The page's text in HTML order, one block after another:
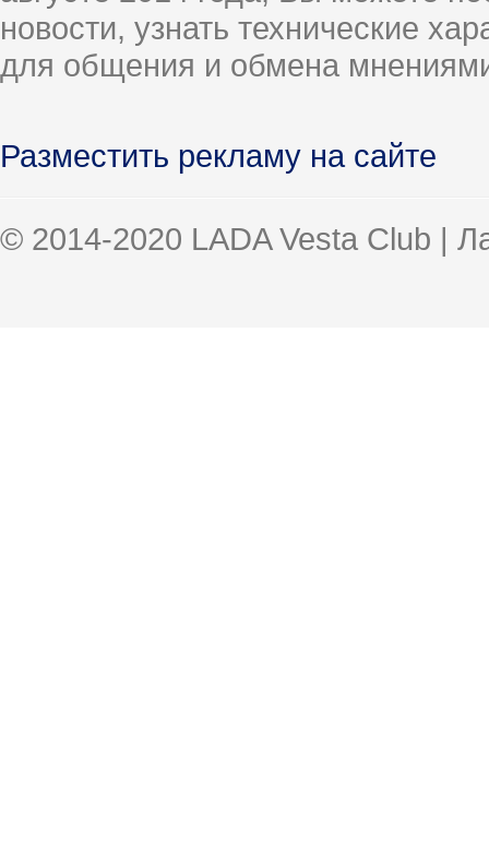
новости, узнать технические
для общения и обмена
Разместить рекламу на сайте
© 2014-2020 LADA Vesta Club |